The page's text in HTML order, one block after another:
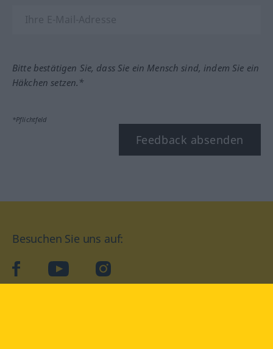
Bitte bestätigen Sie, dass Sie ein Mensch sind, indem Sie ein
Häkchen setzen.*
*Pflichtfeld
Feedback absenden
Besuchen Sie uns auf:
facebookYouTube Instagram